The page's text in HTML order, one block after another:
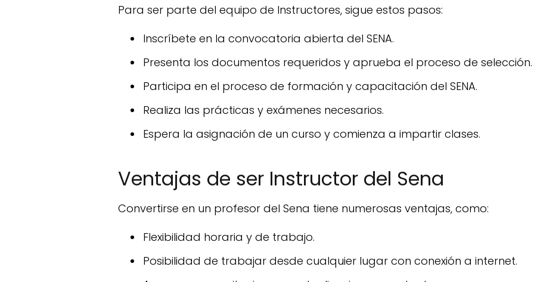
Para ser parte del equipo de Instructores, sigue estos pasos:
Inscríbete en la convocatoria abierta del SENA.
Presenta los documentos requeridos y aprueba el proceso de selección.
Participa en el proceso de formación y capacitación del SENA.
Realiza las prácticas y exámenes necesarios.
Espera la asignación de un curso y comienza a impartir clases.
Ventajas de ser Instructor del Sena
Convertirse en un profesor del Sena tiene numerosas ventajas, como:
Flexibilidad horaria y de trabajo.
Posibilidad de trabajar desde cualquier lugar con conexión a internet.